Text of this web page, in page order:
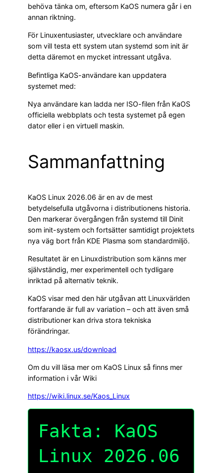
behöva tänka om, eftersom KaOS numera går i en
annan riktning.
För Linuxentusiaster, utvecklare och användare
som vill testa ett system utan systemd som init är
detta däremot en mycket intressant utgåva.
Befintliga KaOS-användare kan uppdatera
systemet med:
Nya användare kan ladda ner ISO-filen från KaOS
officiella webbplats och testa systemet på egen
dator eller i en virtuell maskin.
Sammanfattning
KaOS Linux 2026.06 är en av de mest
betydelsefulla utgåvorna i distributionens historia.
Den markerar övergången från systemd till Dinit
som init-system och fortsätter samtidigt projektets
nya väg bort från KDE Plasma som standardmiljö.
Resultatet är en Linuxdistribution som känns mer
självständig, mer experimentell och tydligare
inriktad på alternativ teknik.
KaOS visar med den här utgåvan att Linuxvärlden
fortfarande är full av variation – och att även små
distributioner kan driva stora tekniska
förändringar.
https://kaosx.us/download
Om du vill läsa mer om KaOS Linux så finns mer
information i vår Wiki
https://wiki.linux.se/Kaos_Linux
Fakta: KaOS
Linux 2026.06